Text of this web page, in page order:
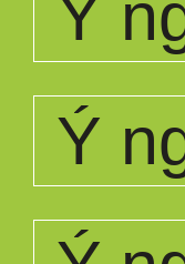
Ý
Ý